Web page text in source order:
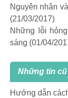
Nguyên nhân
(21/03/2017)
Những lỗi
sáng (01/04/
Những tin
Hướng dẫn